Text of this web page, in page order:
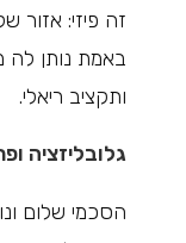
זה פיזי: אזור
באמת נותן לה
ותקציב ריאלי.
גלובליזציה
הסכמי שלום